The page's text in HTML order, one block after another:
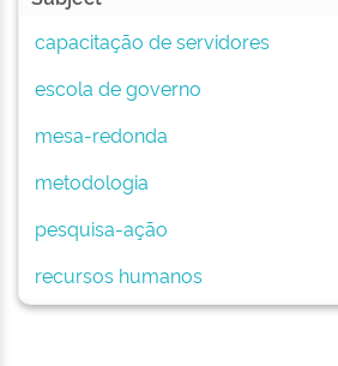
capacitação de servidores
escola de governo
mesa-redonda
metodologia
pesquisa-ação
recursos humanos